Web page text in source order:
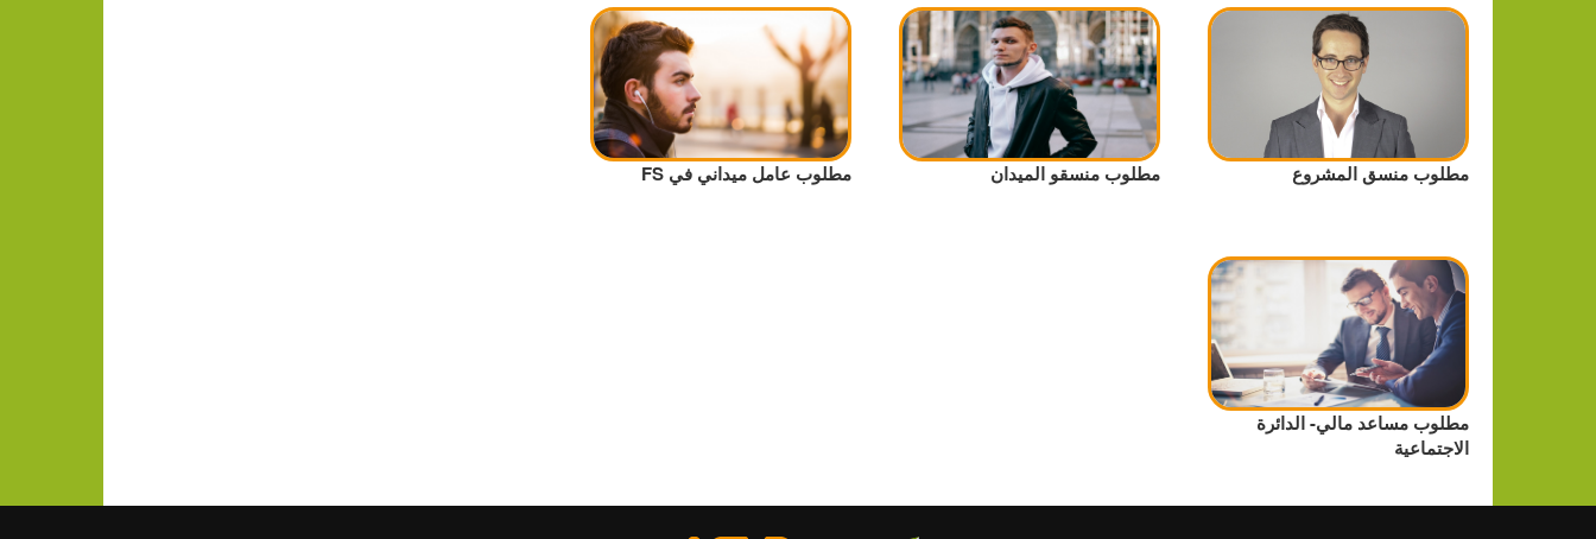
مطلوب منسق المشروع مطلوب منسقو الميدان مطلوب عامل ميداني في FS
مطلوب مساعد مالي- الدائرة
الاجتماعية